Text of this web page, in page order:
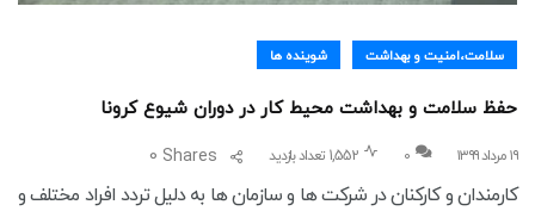
سلامت،امنیت و بهداشت شوینده ها
حفظ سلامت و بهداشت محیط کار در دوران شیوع کرونا
۱۹ مرداد ۱۳۹۹ 0 1,552 تعداد بازدید Shares
0
کارمندان و کارکنان در شرکت ها و سازمان ها به دلیل تردد افراد مختلف و